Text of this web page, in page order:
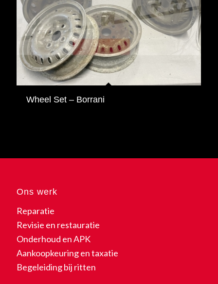
Wheel Set – Borrani
Ons werk
Reparatie
Revisie en restauratie
Onderhoud en APK
Aankoopkeuring en taxatie
Begeleiding bij ritten